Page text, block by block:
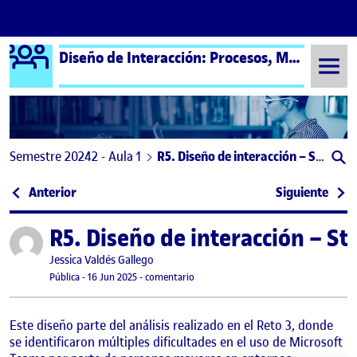
Saltar al contenido
Logo Ágora Diseño de Interacción: Procesos, Métodos y Técnicas – Aula 1
Semestre 20242 - Aula 1 R5. Diseño de interacción – Storyboard y sketching
Navegación de entradas
Anterior: R4_Pulsera EmpatíaCromática: Un Diseño
Siguiente:
Publicado porR5. Diseño de interacción –
Publicado por
Jessica Valdés Gallego
Visibilidad:
Pública-Fecha de publicación
16 Jun 202516 junio, 2025 10:11 pm
-comentario
Este diseño parte del análisis realizado en el Reto 3, donde
se identificaron múltiples dificultades en el uso de Microsoft